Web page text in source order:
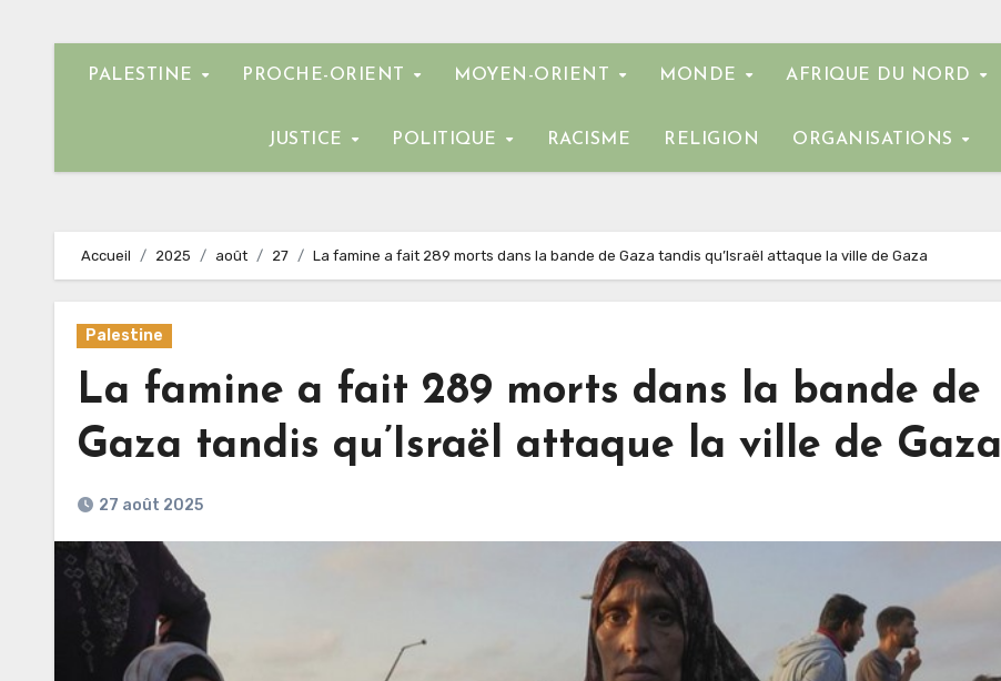
PALESTINE PROCHE-ORIENT MOYEN-ORIENT MONDE AFRIQUE DU NORD
JUSTICE POLITIQUE RACISME RELIGION ORGANISATIONS
Accueil 2025 août 27 La famine a fait 289 morts dans la bande de Gaza tandis qu’Israël attaque la ville de Gaza
Palestine
La famine a fait 289 morts dans la bande de
Gaza tandis qu’Israël attaque la ville de Gaza
27 août 2025